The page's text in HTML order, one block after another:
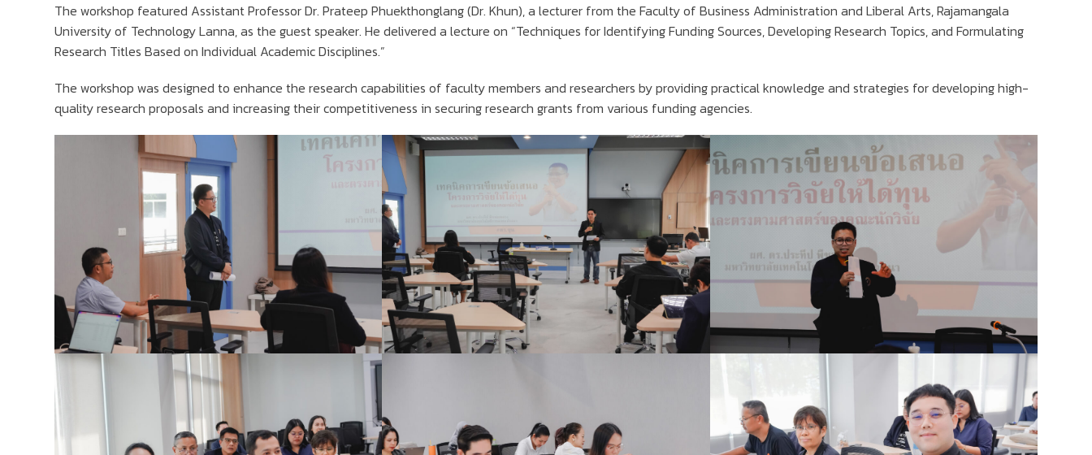
The workshop featured Assistant Professor Dr. Prateep Phuekthonglang (Dr. Khun), a lecturer from the Faculty of Business Administration and Liberal Arts, Rajamangala
University of Technology Lanna, as the guest speaker. He delivered a lecture on “Techniques for Identifying Funding Sources, Developing Research Topics, and Formulating
Research Titles Based on Individual Academic Disciplines.”
The workshop was designed to enhance the research capabilities of faculty members and researchers by providing practical knowledge and strategies for developing high-
quality research proposals and increasing their competitiveness in securing research grants from various funding agencies.